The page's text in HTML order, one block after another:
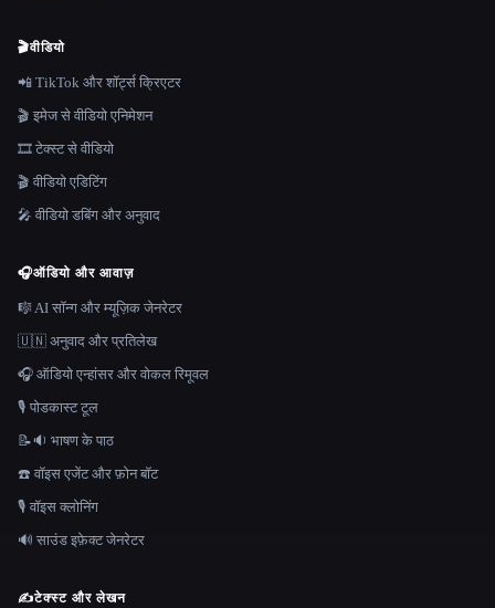
🎬वीडियो
📲 TikTok और शॉर्ट्स क्रिएटर
🎬 इमेज से वीडियो एनिमेशन
🎞️ टेक्स्ट से वीडियो
🎬 वीडियो एडिटिंग
🎤 वीडियो डबिंग और अनुवाद
🎧ऑडियो और आवाज़
🎼 AI सॉन्ग और म्यूज़िक जेनरेटर
🇺🇳 अनुवाद और प्रतिलेख
🎧 ऑडियो एन्हांसर और वोकल रिमूवल
🎙️ पोडकास्ट टूल
📝🔉 भाषण के पाठ
☎️ वॉइस एजेंट और फ़ोन बॉट
🎙️ वॉइस क्लोनिंग
🔊 साउंड इफ़ेक्ट जेनरेटर
✍️टेक्स्ट और लेखन